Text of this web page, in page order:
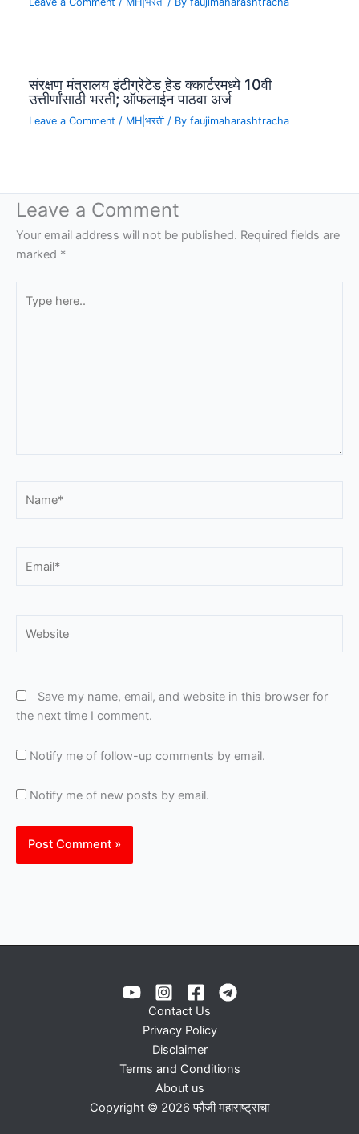
संरक्षण मंत्रालय इंटीग्रेटेड हेड क्कार्टरमध्ये 10वी
उत्तीर्णांसाठी भरती; ऑफलाईन पाठवा अर्ज
Leave a Comment / MH|भरती / Byfaujimaharashtracha
Leave a Comment
Your email address will not be published. Required fields are
marked *
here..
Save my name, email, and website in this browser for
the next time I comment.
Notify me of follow-up comments by email.
Notify me of new posts by email.
Contact Us
Privacy Policy
Disclaimer
Terms and Conditions
About us
Copyright © 2026 फौजी महाराष्ट्राचा